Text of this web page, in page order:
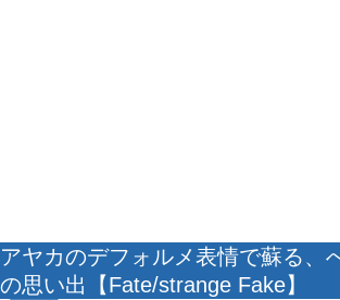
アヤカのデフォルメ表情で蘇る、
の思い出【Fate/strange Fake】